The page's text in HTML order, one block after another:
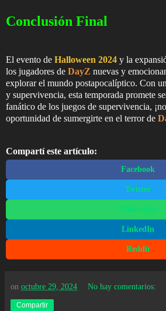
Conclusión Final
El evento de Halloween 2024 y la
los jugadores de DayZ nuevas y
explorar el mundo postapocalíptico. Con
y supervivencia, esta temporada promete
fanático de los juegos de supervivencia,
oportunidad de sumergirte en el terror de
Compartí este artículo:
Facebook
Twitter
WhatsApp
LinkedIn
Reddit
on octubre 29, 2024 No hay comentarios:
Compartir